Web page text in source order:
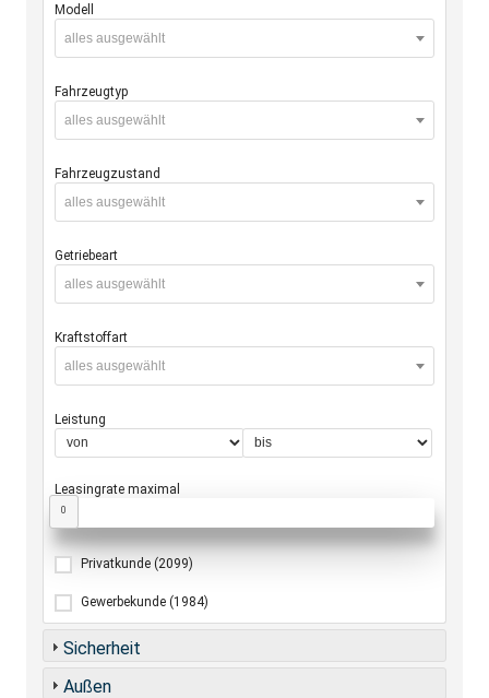
Modell
alles ausgewählt
Fahrzeugtyp
alles ausgewählt
Fahrzeugzustand
alles ausgewählt
Getriebeart
alles ausgewählt
Kraftstoffart
alles ausgewählt
Leistung
Leasingrate maximal
0
Privatkunde (2099)
Gewerbekunde (1984)
Sicherheit
Außen